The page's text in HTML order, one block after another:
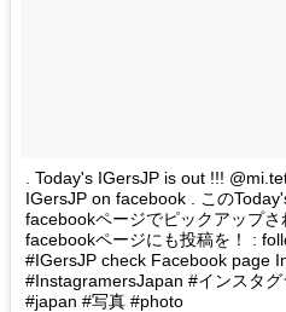
. Today's IGersJP is out !!!
IGersJP on facebook . この
facebookページでピックアップ
facebookページにも投稿を！ :
#IGersJP check Facebook page
#InstagramersJapan #インスタ
#japan #写真 #photo